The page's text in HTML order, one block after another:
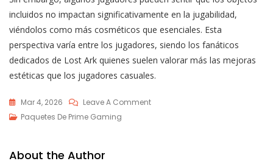
incluidos no impactan significativamente en la jugabilidad,
viéndolos como más cosméticos que esenciales. Esta
perspectiva varía entre los jugadores, siendo los fanáticos
dedicados de Lost Ark quienes suelen valorar más las mejoras
estéticas que los jugadores casuales.
Mar 4, 2026 Leave A CommentOn
Paquetes De Prime Gaming
About the Author